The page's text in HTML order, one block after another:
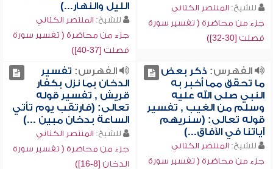
للشيخ: المنتصر الكتاني
جزء من محاضرة ( تفسير سورة
فصلت [30-32])
الليل والنهار...)
للشيخ: المنتصر الكتاني
جزء من محاضرة ( تفسير سورة
فصلت [37-40])
الفهرس: ذكر بعض
ما تحقق مما أخبر به
النبي صلى الله عليه
وسلم من الغيب , تفسير
قوله تعالى: (سنريهم
آياتنا في الآفاق...)
للشيخ: المنتصر الكتاني
جزء من محاضرة ( تفسير سورة
الفهرس: تفسير
الدخان بما نزل بكفار
قريش , تفسير قوله
تعالى: (فارتقب يوم تأتي
الساعة بدخان مبين ...)
للشيخ: المنتصر الكتاني
جزء من محاضرة ( تفسير سورة
الدخان [8-16])